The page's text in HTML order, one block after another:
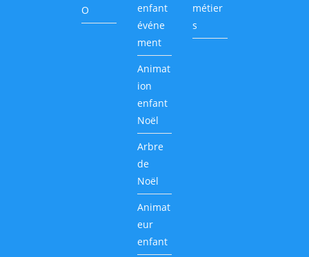
O
enfant
événe
ment
Animat
ion
enfant
Noël
Arbre
de
Noël
Animat
eur
enfant
métier
s